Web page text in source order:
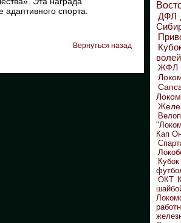
спорта.
Вернуться назад
ДФЛ
ЖФЛ
Кап
ОКТ